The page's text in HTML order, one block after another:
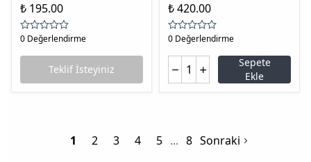
₺ 195.00
0 Değerlendirme
Teklif İsteyiniz
₺ 420.00
0 Değerlendirme
Sepete
Ekle
1 2 3 4 5 8 Sonraki